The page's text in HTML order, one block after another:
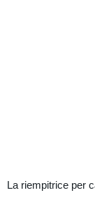
La riempitrice per